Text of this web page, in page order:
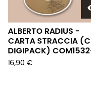
ALBERTO RADIUS -
CARTA STRACCIA
DIGIPACK)
16,90 €